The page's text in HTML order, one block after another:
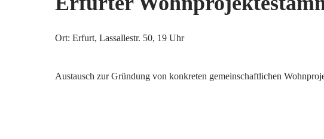
Ort: Erfurt, Lassallestr. 50, 19 Uhr
Austausch zur Gründung von konkreten gemeinschaftlichen